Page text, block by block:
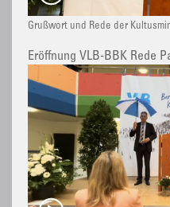
Grußwort und Rede der
Eröffnung VLB-BBK Rede